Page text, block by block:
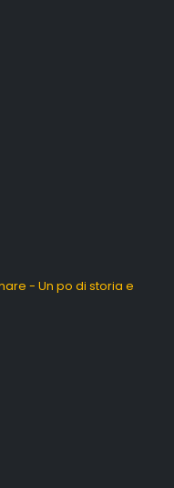
- Un po di storia e